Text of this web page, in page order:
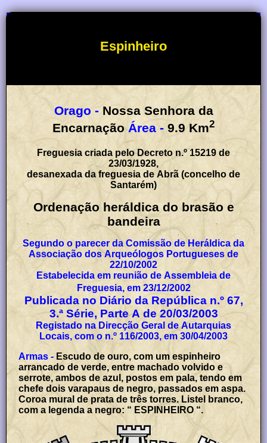
Espinheiro
Orago - Nossa Senhora da
EncarnaçãoÁrea - 9.9 Km2
Freguesia criada pelo Decreto n.º 15219 de
23/03/1928,
desanexada da freguesia de Abrã (concelho de
Santarém)
Ordenação heráldica do brasão e
bandeira
Segundo o parecer da Comissão de Heráldica da
Associação dos Arqueólogos Portugueses de
22/10/2002
Estabelecida em reunião de Assembleia de
Freguesia, em 23/12/2002
Publicada no Diário da República n.º 67,
3.ª Série, Parte A de 20/03/2003
Registado na Direcção Geral de Autarquias
Locais, com o n.º 116/2003, em 30/04/2003
Armas - Escudo de ouro, com um espinheiro
arrancado de verde, entre machado volvido e
serrote, ambos de azul, postos em pala, tendo em
chefe dois varapaus de negro, passados em aspa.
Coroa mural de prata de três torres. Listel branco,
com a legenda a negro: “ ESPINHEIRO “.